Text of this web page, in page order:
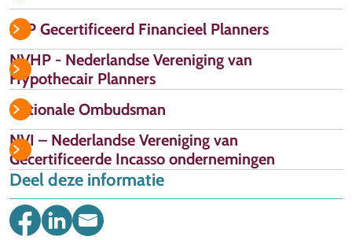
FFP Gecertificeerd Financieel Planners
NVHP - Nederlandse Vereniging van
Hypothecair Planners
Nationale Ombudsman
NVI – Nederlandse Vereniging van
Gecertificeerde Incasso ondernemingen
Deel deze informatie